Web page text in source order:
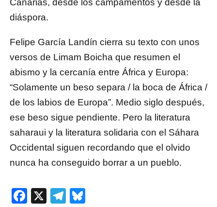
Canarias, desde los campamentos y desde la
diáspora.
Felipe García Landín cierra su texto con unos
versos de Limam Boicha que resumen el
abismo y la cercanía entre África y Europa:
“Solamente un beso separa / la boca de África /
de los labios de Europa”. Medio siglo después,
ese beso sigue pendiente. Pero la literatura
saharaui y la literatura solidaria con el Sáhara
Occidental siguen recordando que el olvido
nunca ha conseguido borrar a un pueblo.
Facebook
X Telegram